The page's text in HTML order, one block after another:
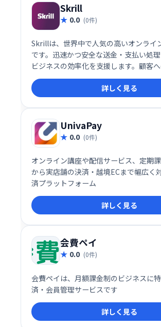
Skrill
0.0 (0件)
Skrillは、世界中で人気の高いオンライ
です。迅速かつ安全な送金・支払い処理
ビジネスの効率化を支援します。顧客
上に貢献し、支払い遅延の心配なくス
実現します。世界中の多くのビジネスで
り、信頼性の高い決済ソリューション
おすすめです。
詳しく見る
UnivaPay
0.0 (0件)
オンライン講座や配信サービス、定期
から実店舗の決済・越境ECまで幅広く
済プラットフォーム
詳しく見る
会費ペイ
0.0 (0件)
会費ペイは、月額課金制のビジネスに
済・会員管理サービスです
詳しく見る